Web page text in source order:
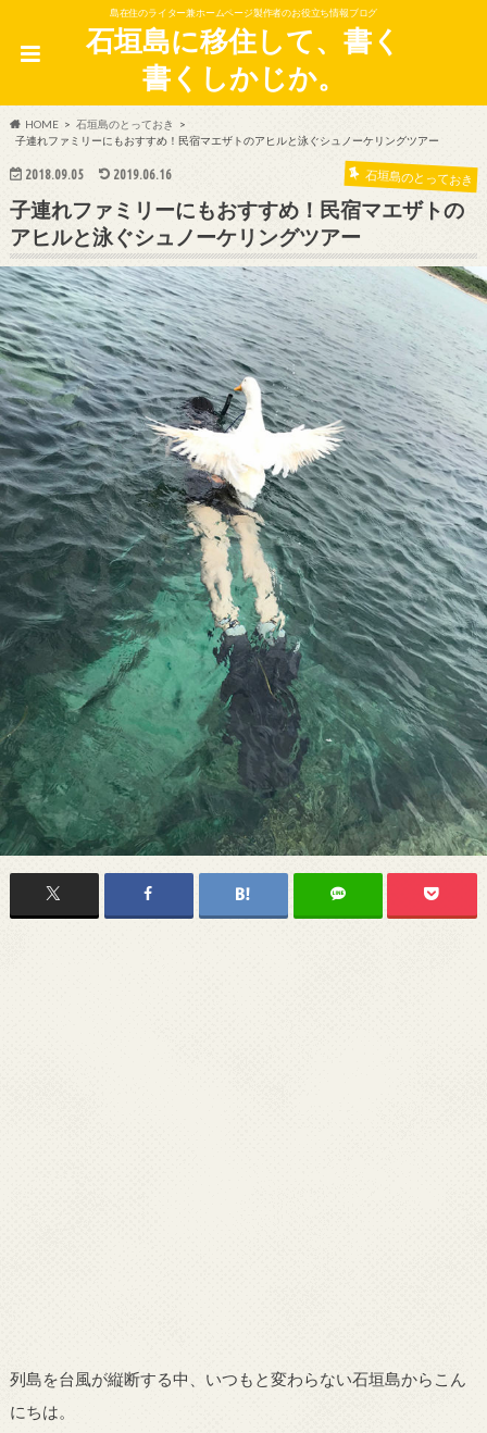
島在住のライター兼ホームページ製作者のお役立ち情報ブログ
石垣島に移住して、書く
書くしかじか。
HOME
石垣島のとっておき
子連れファミリーにもおすすめ！民宿マエザトのアヒルと泳ぐシュノーケリングツアー
2018.09.05 2019.06.16 石垣島のとっておき
子連れファミリーにもおすすめ！民宿マエザトの
アヒルと泳ぐシュノーケリングツアー
列島を台風が縦断する中、いつもと変わらない石垣島からこん
にちは。